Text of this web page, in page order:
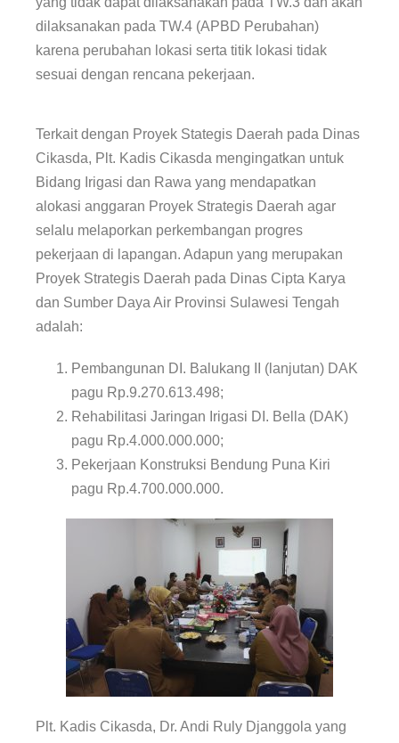
dilaksanakan pada TW.4 (APBD Perubahan)
karena perubahan lokasi serta titik lokasi tidak
sesuai dengan rencana pekerjaan.
Terkait dengan Proyek Stategis Daerah pada Dinas
Cikasda, Plt. Kadis Cikasda mengingatkan untuk
Bidang Irigasi dan Rawa yang mendapatkan
alokasi anggaran Proyek Strategis Daerah agar
selalu melaporkan perkembangan progres
pekerjaan di lapangan. Adapun yang merupakan
Proyek Strategis Daerah pada Dinas Cipta Karya
dan Sumber Daya Air Provinsi Sulawesi Tengah
adalah:
Pembangunan DI. Balukang II (lanjutan) DAK
pagu Rp.9.270.613.498;
Rehabilitasi Jaringan Irigasi DI. Bella (DAK)
pagu Rp.4.000.000.000;
Pekerjaan Konstruksi Bendung Puna Kiri
pagu Rp.4.700.000.000.
Plt. Kadis Cikasda, Dr. Andi Ruly Djanggola yang